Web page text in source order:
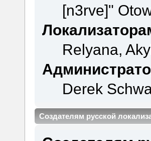
[n3rve]"
Relyana,
Derek
Создателям русской